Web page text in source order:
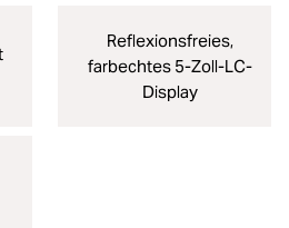
Reflexionsfreies,
farbechtes 5-Zoll-LC-
Display